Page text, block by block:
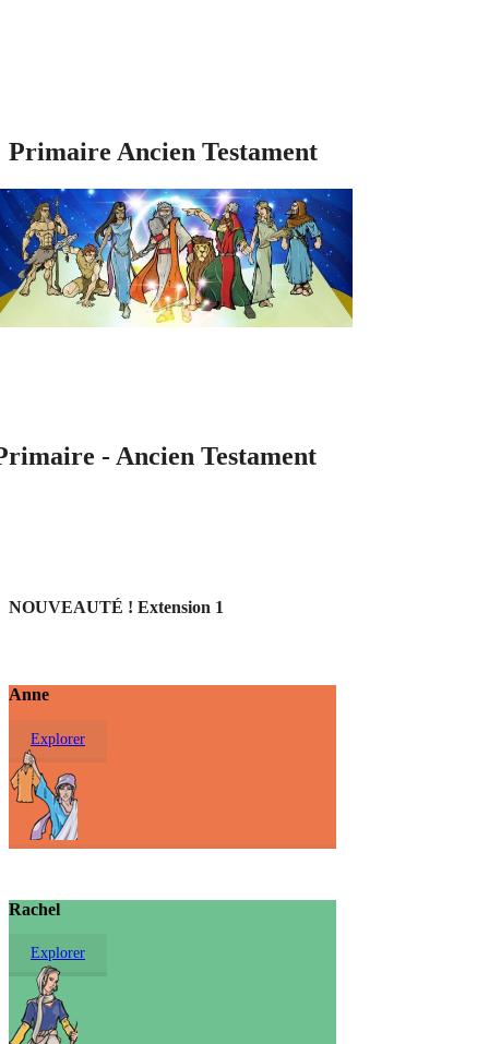
Primaire Ancien Testament
- Ancien Testament
NOUVEAUTÉ ! Extension 1
Anne
Explorer
Rachel
Explorer